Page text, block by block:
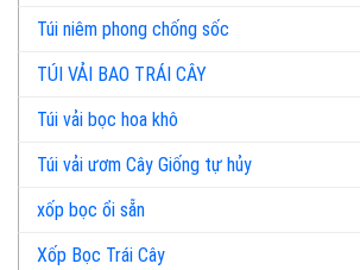
Túi niêm phong chống sốc
TÚI VẢI BAO TRÁI CÂY
Túi vải bọc hoa khô
Túi vải ươm Cây Giống tự hủy
xốp bọc ổi sẵn
Xốp Bọc Trái Cây